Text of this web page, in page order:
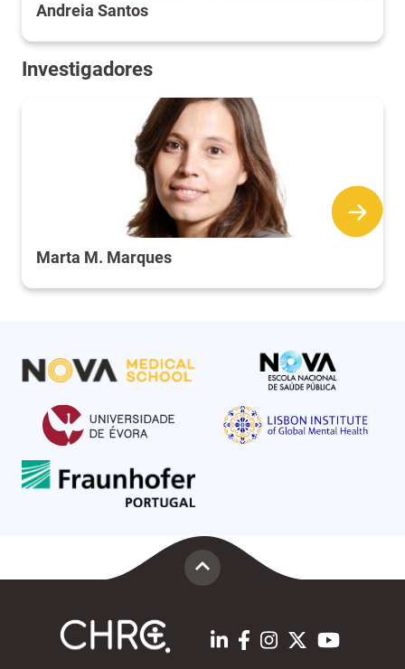
Andreia Santos
Investigadores
Marta M. Marques